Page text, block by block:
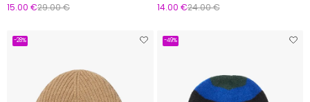
15.00 €29.00 €
14.00 €24.00 €
-28% -49%